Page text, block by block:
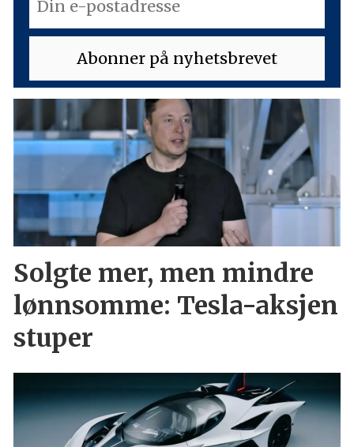
Solgte mer, men mindre
lønnsomme: Tesla-aksjen
stuper